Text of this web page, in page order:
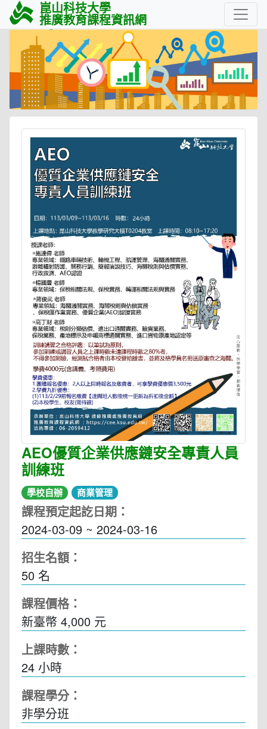
崑山科技大學
推廣教育課程資訊網
AEO優質企業供應鏈安全專責人員
訓練班
學校自辦 商業管理
課程預定起訖日期：
2024-03-09 ~ 2024-03-16
招生名額：
50 名
課程價格：
新臺幣 4,000 元
上課時數：
24 小時
課程學分：
非學分班